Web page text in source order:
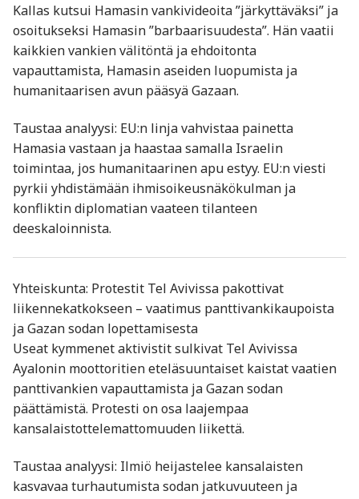
Kallas kutsui Hamasin vankivideoita ”järkyttäväksi” ja
osoitukseksi Hamasin ”barbaarisuudesta”. Hän vaatii
kaikkien vankien välitöntä ja ehdoitonta
vapauttamista, Hamasin aseiden luopumista ja
humanitaarisen avun pääsyä Gazaan.
Taustaa analyysi: EU:n linja vahvistaa painetta
Hamasia vastaan ja haastaa samalla Israelin
toimintaa, jos humanitaarinen apu estyy. EU:n viesti
pyrkii yhdistämään ihmisoikeusnäkökulman ja
konfliktin diplomatian vaateen tilanteen
deeskaloinnista.
Yhteiskunta: Protestit Tel Avivissa pakottivat
liikennekatkokseen – vaatimus panttivankikaupoista
ja Gazan sodan lopettamisesta
Useat kymmenet aktivistit sulkivat Tel Avivissa
Ayalonin moottoritien eteläsuuntaiset kaistat vaatien
panttivankien vapauttamista ja Gazan sodan
päättämistä. Protesti on osa laajempaa
kansalaistottelemattomuuden liikettä.
Taustaa analyysi: Ilmiö heijastelee kansalaisten
kasvavaa turhautumista sodan jatkuvuuteen ja